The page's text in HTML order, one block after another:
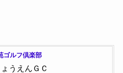
ゴルフ倶楽部
うえんＧＣ